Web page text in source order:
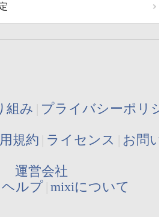
組み プライバシーポリ
規約 ライセンス お問
運営会社
ヘルプ mixiについて